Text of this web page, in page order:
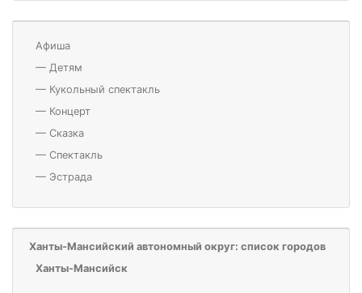
Афиша
— Детям
— Кукольный спектакль
— Концерт
— Сказка
— Спектакль
— Эстрада
Ханты-Мансийский автономный округ: список городов
Ханты-Мансийск